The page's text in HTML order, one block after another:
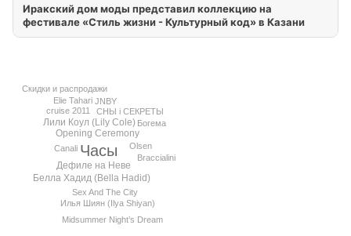
Иракский дом моды представил коллекцию на
фестивале «Стиль жизни - Культурный код» в Казани
Часы
Opening Ceremony
Дефиле на Неве
Лили Коул (Lily Cole)
Белла Хадид (Bella Hadid)
Sex And The City
Илья Шиян (Ilya Shiyan)
Olsen
Elie Tahari
Canali
Midsummer Night’s Dream
СНЫ i СЕКРЕТЫ
JNBY
Braccialini
cruise 2011
Богема
Скидки и распродажи